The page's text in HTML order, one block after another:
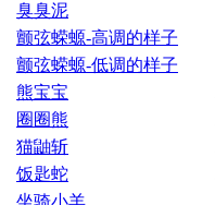
臭臭泥
颤弦蝾螈-高调的样子
颤弦蝾螈-低调的样子
熊宝宝
圈圈熊
猫鼬斩
饭匙蛇